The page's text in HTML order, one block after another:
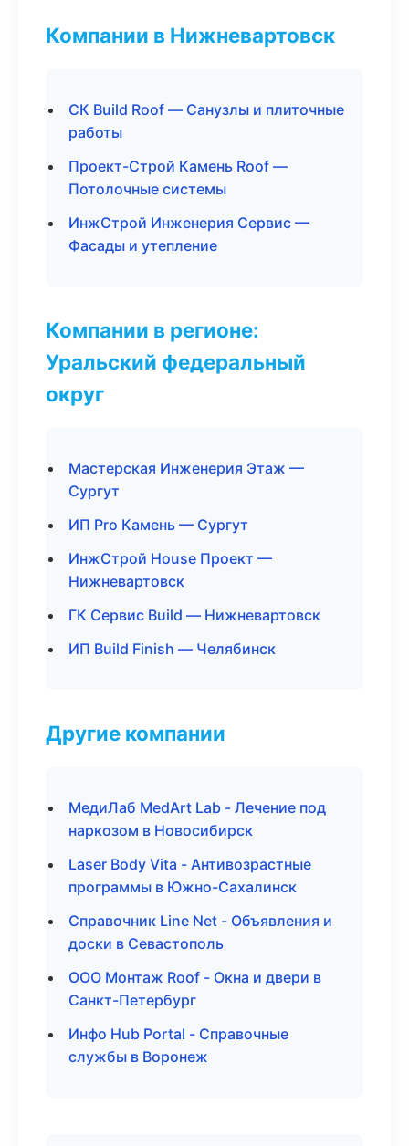
Компании в Нижневартовск
СК Build Roof — Санузлы и плиточные
работы
Проект-Строй Камень Roof —
Потолочные системы
ИнжСтрой Инженерия Сервис —
Фасады и утепление
Компании в регионе:
Уральский федеральный
округ
Мастерская Инженерия Этаж —
Сургут
ИП Pro Камень — Сургут
ИнжСтрой House Проект —
Нижневартовск
ГК Сервис Build — Нижневартовск
ИП Build Finish — Челябинск
Другие компании
МедиЛаб MedArt Lab - Лечение под
наркозом в Новосибирск
Laser Body Vita - Антивозрастные
программы в Южно-Сахалинск
Справочник Line Net - Объявления и
доски в Севастополь
ООО Монтаж Roof - Окна и двери в
Санкт-Петербург
Инфо Hub Portal - Справочные
службы в Воронеж